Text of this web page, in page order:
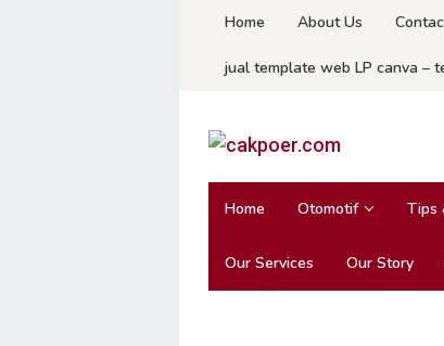
content
Home About Us
jual template web LP canva –
Home Otomotif Tips
Our Services Our Story